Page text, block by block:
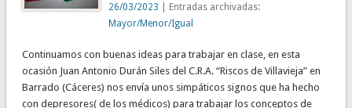
26/03/2023 | Entradas archivadas:
Mayor/Menor/Igual
Continuamos con buenas ideas para trabajar en clase, en esta
ocasión Juan Antonio Durán Siles del C.R.A. “Riscos de Villavieja” en
Barrado (Cáceres) nos envía unos simpáticos signos que ha hecho
con depresores( de los médicos) para trabajar los conceptos de